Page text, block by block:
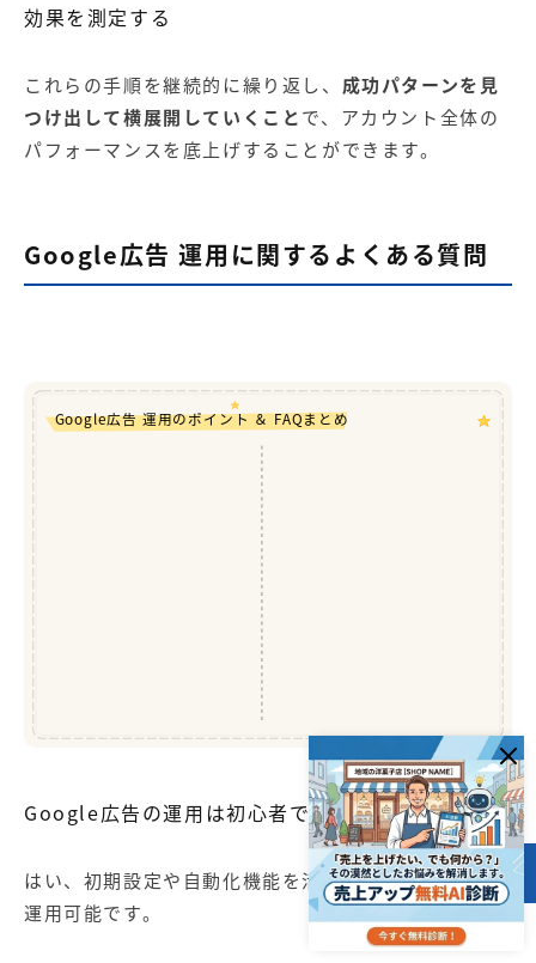
効果を測定する
これらの手順を継続的に繰り返し、 成功パターンを見
つけ出して横展開していくことで、アカウント全体の
パフォーマンスを底上げすることができます。
Google広告 運用に関するよくある質問
Google広告 運用のポイント ＆ FAQまとめ
Google広告の運用は初心者でもできますか？
はい、初期設定や自動化機能を活用すれば初心者でも
運用可能です。
目次